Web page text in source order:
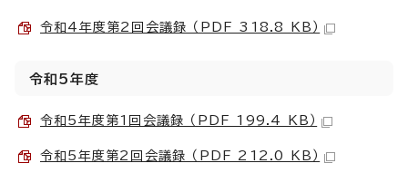
令和4年度第2回会議録 （PDF 318.8 KB）
令和5年度
令和5年度第1回会議録 （PDF 199.4 KB）
令和5年度第2回会議録 （PDF 212.0 KB）